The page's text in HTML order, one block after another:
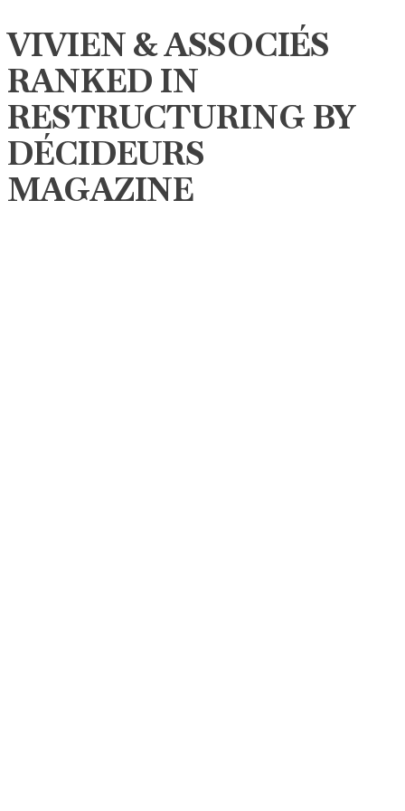
VIVIEN & ASSOCIÉS
RANKED IN
RESTRUCTURING BY
DÉCIDEURS
MAGAZINE